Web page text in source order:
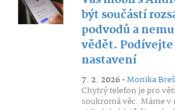
být součástí
podvodů a
vědět. Podívejte
nastavení
7. 2. 2026 •Monika
Chytrý telefon je pro
soukromá věc. Máme v